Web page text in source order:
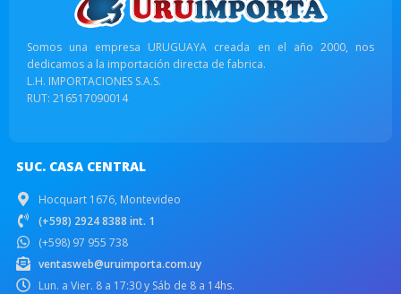
Somos una empresa URUGUAYA creada en el año 2000, nos
dedicamos a la importación directa de fabrica.
L.H. IMPORTACIONES S.A.S.
RUT: 216517090014
SUC. CASA CENTRAL
Hocquart 1676, Montevideo
(+598) 2924 8388 int. 1
(+598) 97 955 738
ventasweb@uruimporta.com.uy
Lun. a Vier. 8 a 17:30 y Sáb de 8 a 14hs.